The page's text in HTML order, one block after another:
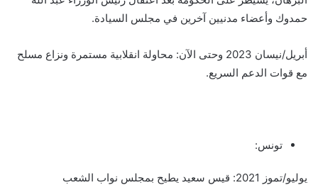
حمدوك وأعضاء مدنيين آخرين في مجلس السيادة.
أبريل/نيسان 2023 وحتى الآن: محاولة انقلابية مستمرة ونزاع مسلح
مع قوات الدعم السريع.
تونس:
يوليو/تموز 2021: قيس سعيد يطيح بمجلس نواب الشعب